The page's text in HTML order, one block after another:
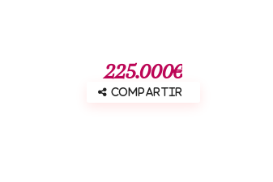
225.000€
Compartir